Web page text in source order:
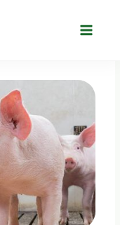
Main